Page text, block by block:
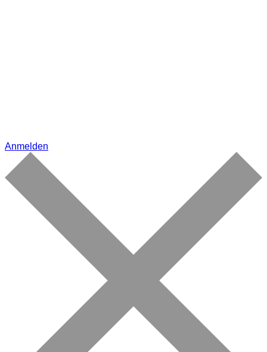
Anmelden